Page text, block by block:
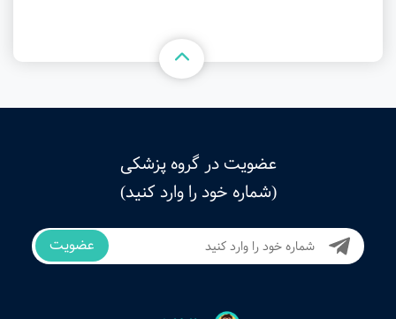
عضویت در گروه پزشکی
(شماره خود را وارد کنید)
عضویت